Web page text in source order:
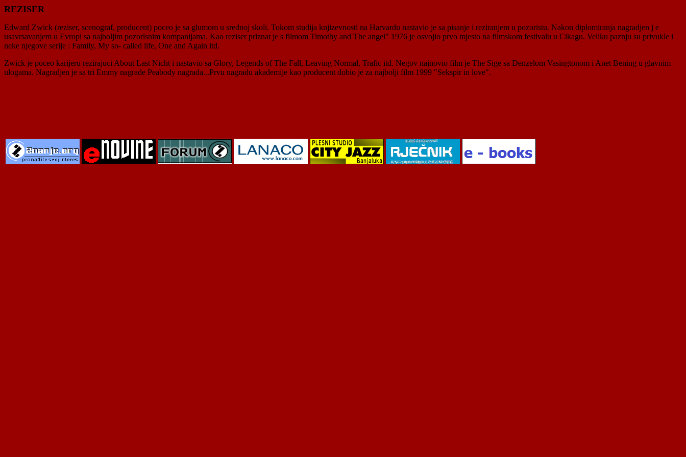
REZISER
Edward Zwick (reziser, scenograf, producent) poceo je sa glumom u srednoj skoli. Tokom studija knjizevnosti na Harvardu nastavio je sa pisanje i reziranjem u pozoristu. Nakon diplomiranja nagradjen j e
usavrsavanjem u Evropi sa najboljim pozorisnim kompanijama. Kao reziser priznat je s filmom Timothy and The angel" 1976 je osvojio prvo mjesto na filmskom festivalu u Cikagu. Veliku paznju su privukle i
neke njegove serije : Family, My so- called life, One and Again itd.
Zwick je poceo karijeru rezirajuci About Last Nicht i nastavio sa Glory, Legends of The Fall, Leaving Normal, Trafic itd. Negov najnovio film je The Sige sa Denzelom Vasingtonom i Anet Bening u glavnim
ulogama. Nagradjen je sa tri Emmy nagrade Peabody nagrada...Prvu nagradu akademije kao producent dobio je za najbolji film 1999 "Sekspir in love".